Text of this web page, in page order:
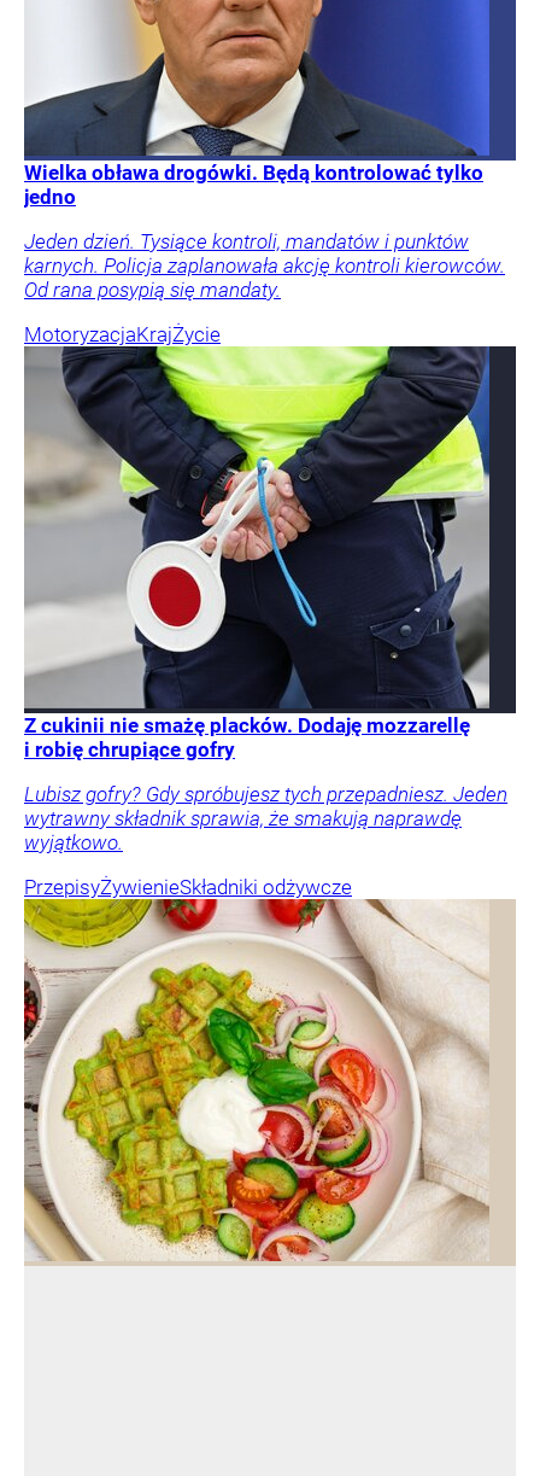
Wielka obława drogówki. Będą kontrolować tylko
jedno
Jeden dzień. Tysiące kontroli, mandatów i punktów
karnych. Policja zaplanowała akcję kontroli kierowców.
Od rana posypią się mandaty.
MotoryzacjaKrajŻycie
Z cukinii nie smażę placków. Dodaję mozzarellę
i robię chrupiące gofry
Lubisz gofry? Gdy spróbujesz tych przepadniesz. Jeden
wytrawny składnik sprawia, że smakują naprawdę
wyjątkowo.
PrzepisyŻywienieSkładniki odżywcze